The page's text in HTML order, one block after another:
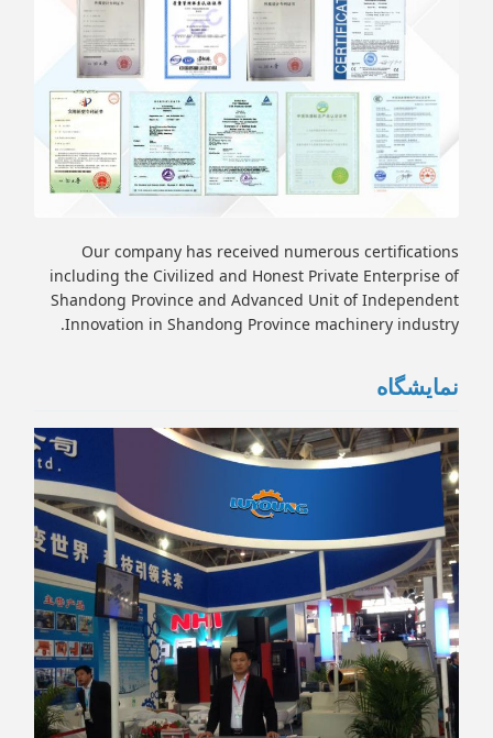
Our company has received numerous certifications
including the Civilized and Honest Private Enterprise of
Shandong Province and Advanced Unit of Independent
Innovation in Shandong Province machinery industry.
نمایشگاه